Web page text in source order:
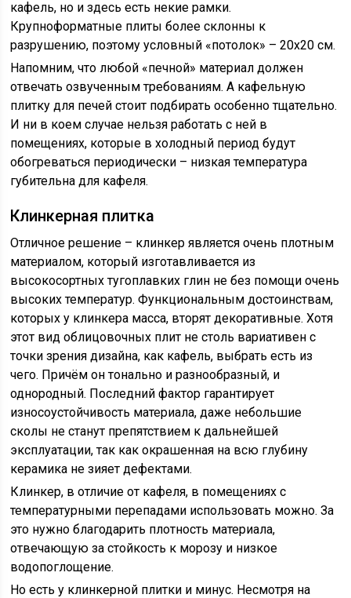
кафель, но и здесь есть некие рамки.
Крупноформатные плиты более склонны к
разрушению, поэтому условный «потолок» – 20х20 см.
Напомним, что любой «печной» материал должен
отвечать озвученным требованиям. А кафельную
плитку для печей стоит подбирать особенно тщательно.
И ни в коем случае нельзя работать с ней в
помещениях, которые в холодный период будут
обогреваться периодически – низкая температура
губительна для кафеля.
Клинкерная плитка
Отличное решение – клинкер является очень плотным
материалом, который изготавливается из
высокосортных тугоплавких глин не без помощи очень
высоких температур. Функциональным достоинствам,
которых у клинкера масса, вторят декоративные. Хотя
этот вид облицовочных плит не столь вариативен с
точки зрения дизайна, как кафель, выбрать есть из
чего. Причём он тонально и разнообразный, и
однородный. Последний фактор гарантирует
износоустойчивость материала, даже небольшие
сколы не станут препятствием к дальнейшей
эксплуатации, так как окрашенная на всю глубину
керамика не зияет дефектами.
Клинкер, в отличие от кафеля, в помещениях с
температурными перепадами использовать можно. За
это нужно благодарить плотность материала,
отвечающую за стойкость к морозу и низкое
водопоглощение.
Но есть у клинкерной плитки и минус. Несмотря на